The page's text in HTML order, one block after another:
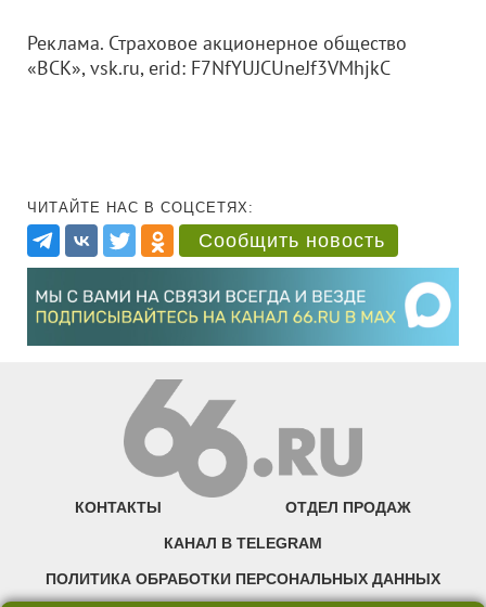
Реклама. Страховое акционерное общество
«ВСК», vsk.ru, erid: F7NfYUJCUneJf3VMhjkC
ЧИТАЙТЕ НАС В СОЦСЕТЯХ:
Сообщить новость
КОНТАКТЫ ОТДЕЛ ПРОДАЖ
КАНАЛ В TELEGRAM
ПОЛИТИКА ОБРАБОТКИ ПЕРСОНАЛЬНЫХ ДАННЫХ